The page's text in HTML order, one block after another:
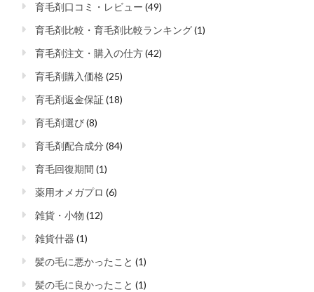
育毛剤口コミ・レビュー (49)
育毛剤比較・育毛剤比較ランキング(1)
育毛剤注文・購入の仕方(42)
育毛剤購入価格(25)
育毛剤返金保証(18)
育毛剤選び(8)
育毛剤配合成分(84)
育毛回復期間 (1)
薬用オメガプロ (6)
雑貨・小物 (12)
雑貨什器 (1)
髪の毛に悪かったこと (1)
髪の毛に良かったこと (1)